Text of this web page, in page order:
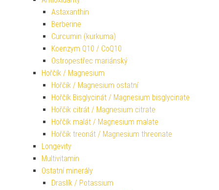
Astaxanthin
Berberine
Curcumin (kurkuma)
Koenzym Q10 / CoQ10
Ostropestřec mariánský
Hořčík / Magnesium
Hořčík / Magnesium ostatní
Hořčík Bisglycinát / Magnesium bisglycinate
Hořčík citrát / Magnesium citrate
Hořčík malát / Magnesium malate
Hořčík treonát / Magnesium threonate
Longevity
Multivitamin
Ostatní minerály
Draslík / Potassium